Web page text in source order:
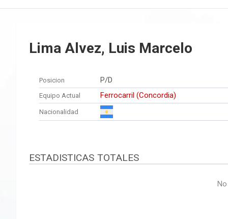
Lima Alvez, Luis Marcelo
Posicion P/D
Equipo Actual Ferrocarril (Concordia)
Nacionalidad
ESTADISTICAS TOTALES